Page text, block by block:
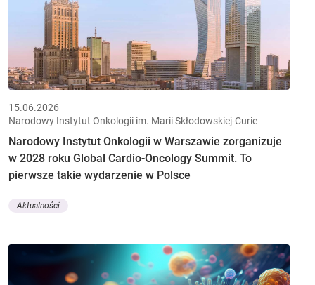
15.06.2026
Narodowy Instytut Onkologii im. Marii Skłodowskiej-Curie
Narodowy Instytut Onkologii w Warszawie zorganizuje
w 2028 roku Global Cardio-Oncology Summit. To
pierwsze takie wydarzenie w Polsce
Aktualności